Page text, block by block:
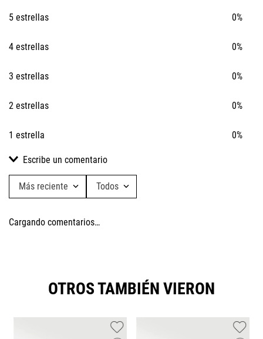
5 estrellas 0%
4 estrellas 0%
3 estrellas 0%
2 estrellas 0%
1 estrella 0%
Escribe un comentario
Califica el producto de 1 a 5 estrellas
★★★★
Más reciente Todos
Cargando comentarios…
OTROS TAMBIÉN VIERON